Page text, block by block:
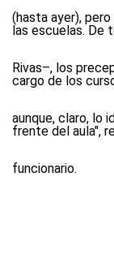
(hasta ayer),
las escuelas. De
Rivas–, los
cargo de los
aunque, claro, lo
frente del aula",
funcionario.